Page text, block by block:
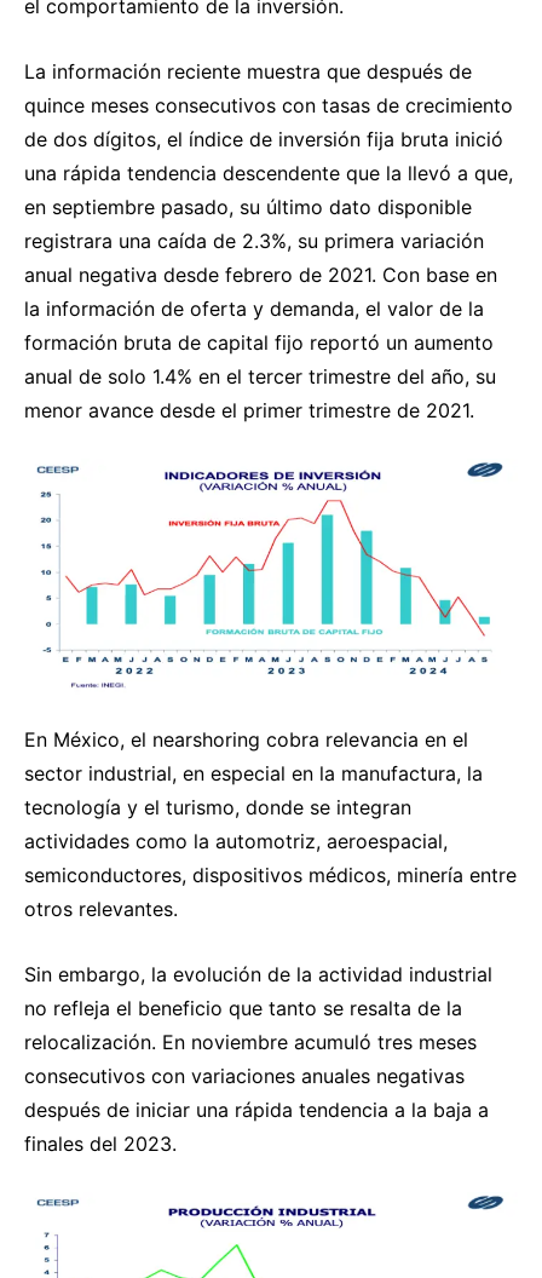
el comportamiento de la inversión.
La información reciente muestra que después de
quince meses consecutivos con tasas de crecimiento
de dos dígitos, el índice de inversión fija bruta inició
una rápida tendencia descendente que la llevó a que,
en septiembre pasado, su último dato disponible
registrara una caída de 2.3%, su primera variación
anual negativa desde febrero de 2021. Con base en
la información de oferta y demanda, el valor de la
formación bruta de capital fijo reportó un aumento
anual de solo 1.4% en el tercer trimestre del año, su
menor avance desde el primer trimestre de 2021.
En México, el nearshoring cobra relevancia en el
sector industrial, en especial en la manufactura, la
tecnología y el turismo, donde se integran
actividades como la automotriz, aeroespacial,
semiconductores, dispositivos médicos, minería entre
otros relevantes.
Sin embargo, la evolución de la actividad industrial
no refleja el beneficio que tanto se resalta de la
relocalización. En noviembre acumuló tres meses
consecutivos con variaciones anuales negativas
después de iniciar una rápida tendencia a la baja a
finales del 2023.